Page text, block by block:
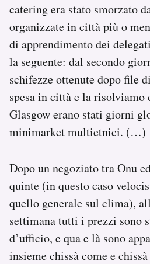
catering era stato smorzato
organizzate in città più o
di apprendimento dei
la seguente: dal secondo
schifezze ottenute dopo file
spesa in città e la risolviamo
Glasgow erano stati giorni
minimarket multietnici. (…)
Dopo un negoziato tra Onu
quinte (in questo caso
quello generale sul clima),
settimana tutti i prezzi sono
d’ufficio, e qua e là sono
insieme chissà come e